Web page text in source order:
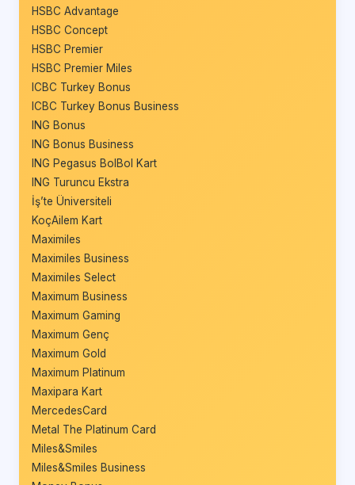
HSBC Advantage
HSBC Concept
HSBC Premier
HSBC Premier Miles
ICBC Turkey Bonus
ICBC Turkey Bonus Business
ING Bonus
ING Bonus Business
ING Pegasus BolBol Kart
ING Turuncu Ekstra
İş’te Üniversiteli
KoçAilem Kart
Maximiles
Maximiles Business
Maximiles Select
Maximum Business
Maximum Gaming
Maximum Genç
Maximum Gold
Maximum Platinum
Maxipara Kart
MercedesCard
Metal The Platinum Card
Miles&Smiles
Miles&Smiles Business